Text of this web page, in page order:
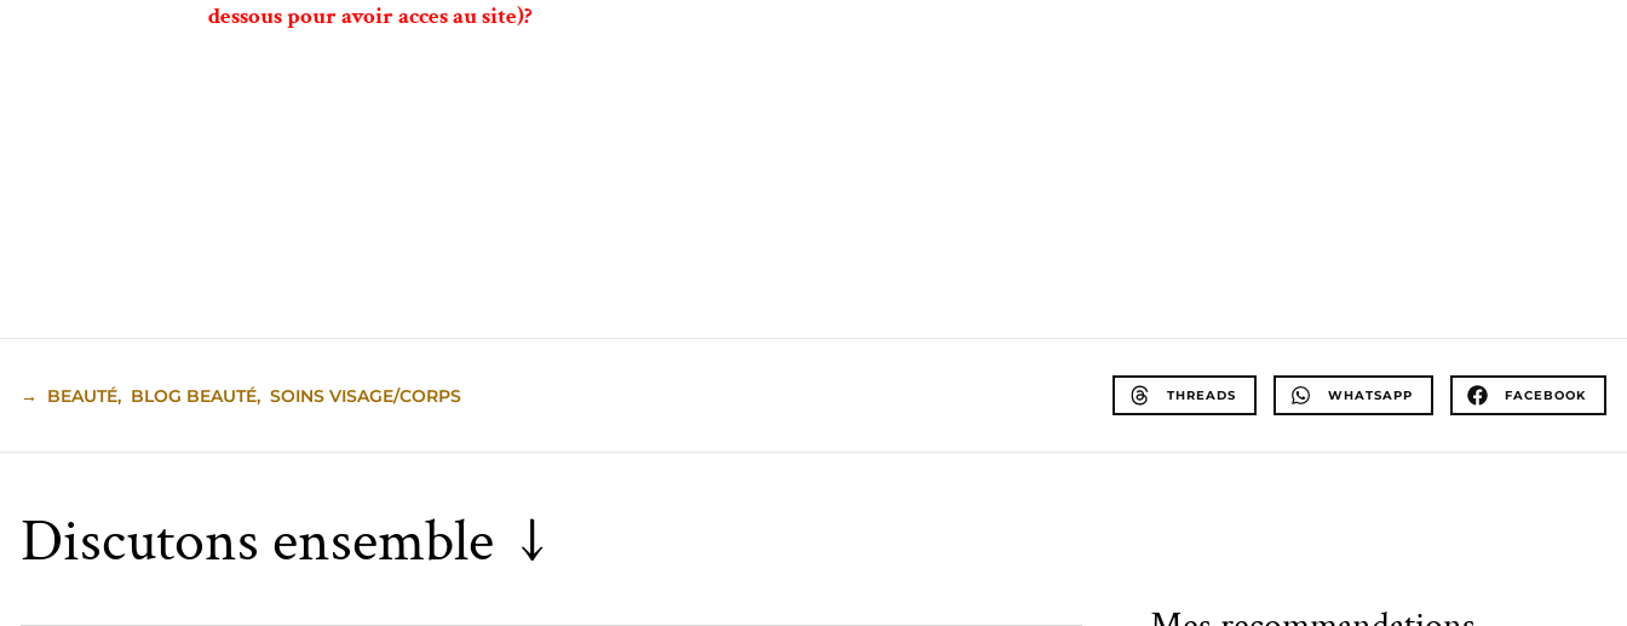
dessous pour avoir acces au site)?
→ BEAUTÉ, BLOG BEAUTÉ, SOINS VISAGE/CORPS THREADS WHATSAPP FACEBOOK
Discutons ensemble ↓